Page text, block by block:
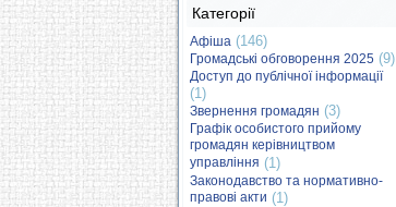
Категорії
Афіша (146)
Громадські обговорення 2025 (9)
Доступ до публічної інформації
(1)
Звернення громадян (3)
Графік особистого прийому
громадян керівництвом
управління (1)
Законодавство та нормативно-
правові акти (1)